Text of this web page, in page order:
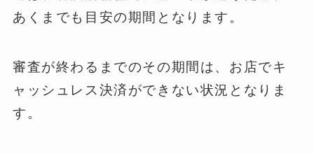
あくまでも目安の期間となります。
審査が終わるまでのその期間は、お店でキ
ャッシュレス決済ができない状況となりま
す。